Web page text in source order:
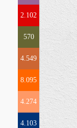
2.102
570
4.549
8.095
4.274
4.103